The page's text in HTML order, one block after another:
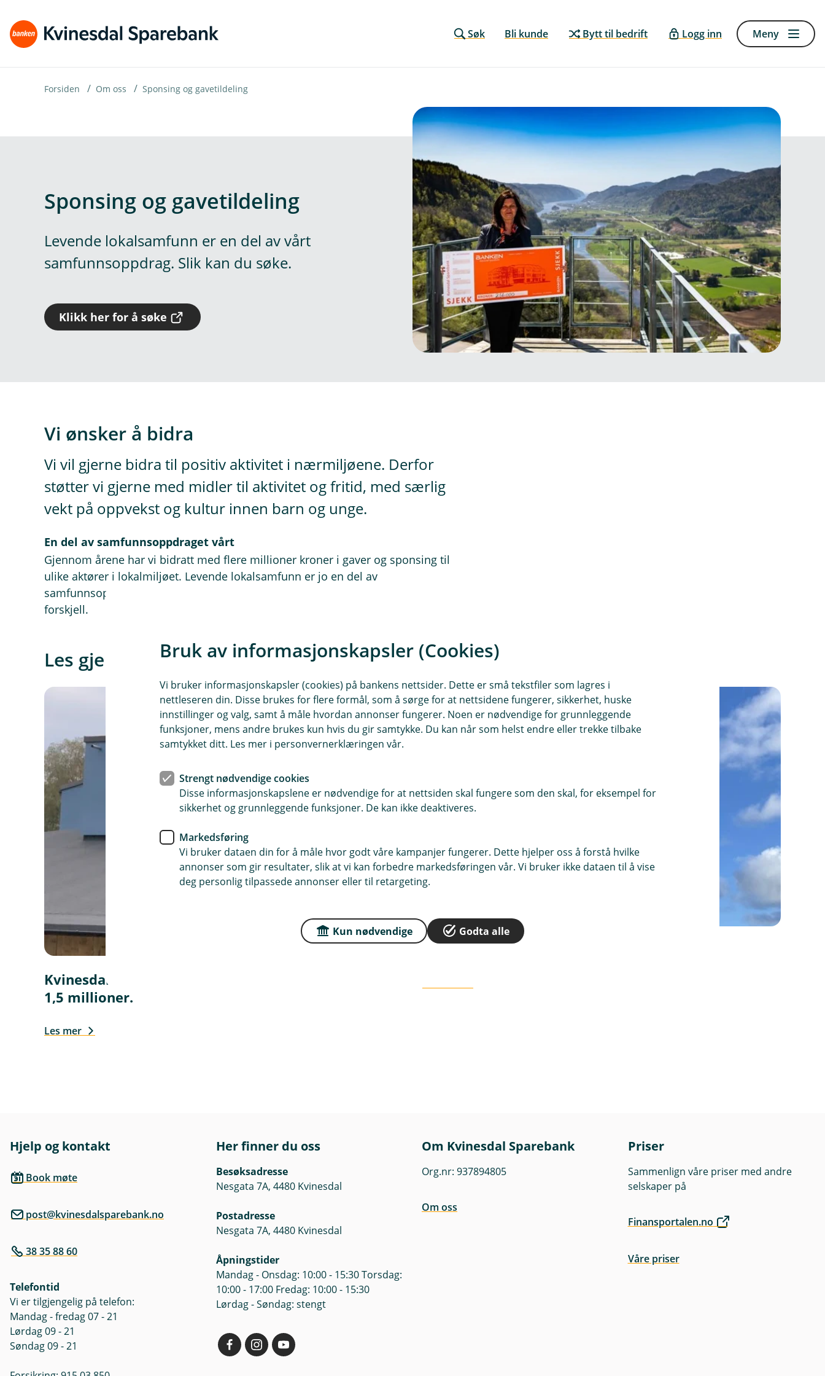
Søk Bli kunde Bytt til bedrift Logg inn Meny
Forsiden Om oss Sponsing og gavetildeling
Sponsing og gavetildeling
Levende lokalsamfunn er en del av vårt
samfunnsoppdrag. Slik kan du søke.
Klikk her for å søke
E
e
n
e
Vi ønsker å bidra
Vi vil gjerne bidra til positiv aktivitet i nærmiljøene. Derfor
støtter vi gjerne med midler til aktivitet og fritid, med særlig
vekt på oppvekst og kultur innen barn og unge.
En del av samfunnsoppdraget vårt
Gjennom årene har vi bidratt med flere millioner kroner i gaver og sponsing til
ulike aktører i lokalmiljøet. Levende lokalsamfunn er jo en del av
samfunnsoppdraget vårt. Det er her våre kunder bor, og det er her vi kan gjøre en
forskjell.
Les gjerne
Kvinesdal Sparebank sponset flerbrukshallen med
1,5 millioner.
Les mer
Jernveien rett opp på Knaben
Hjelp og kontakt
Book møte
post@kvinesdalsparebank.no
38 35 88 60
Telefontid
Vi er tilgjengelig på telefon:
Mandag - fredag 07 - 21
Lørdag 09 - 21
Søndag 09 - 21
Her finner du oss
Besøksadresse
Nesgata 7A, 4480 Kvinesdal
Postadresse
Nesgata 7A, 4480 Kvinesdal
Åpningstider
Mandag - Onsdag: 10:00 - 15:30 Torsdag:
10:00 - 17:00 Fredag: 10:00 - 15:30
Lørdag - Søndag: stengt
Om Kvinesdal Sparebank
Org.nr: 937894805
Om oss
Priser
Sammenlign våre priser med andre
selskaper på
Finansportalen.no
Våre priser
Bruk av informasjonskapsler (Cookies)
Vi bruker informasjonskapsler (cookies) på bankens nettsider. Dette er små tekstfiler som lagres i
nettleseren din. Disse brukes for flere formål, som å sørge for at nettsidene fungerer, sikkerhet, huske
innstillinger og valg, samt å måle hvordan annonser fungerer. Noen er nødvendige for grunnleggende
funksjoner, mens andre brukes kun hvis du gir samtykke. Du kan når som helst endre eller trekke tilbake
samtykket ditt. Les mer i personvernerklæringen vår.
Strengt nødvendige cookies
Disse informasjonskapslene er nødvendige for at nettsiden skal fungere som den skal, for eksempel for
sikkerhet og grunnleggende funksjoner. De kan ikke deaktiveres.
Markedsføring
Vi bruker dataen din for å måle hvor godt våre kampanjer fungerer. Dette hjelper oss å forstå hvilke
annonser som gir resultater, slik at vi kan forbedre markedsføringen vår. Vi bruker ikke dataen til å vise
deg personlig tilpassede annonser eller til retargeting.
Kun nødvendige Godta alle